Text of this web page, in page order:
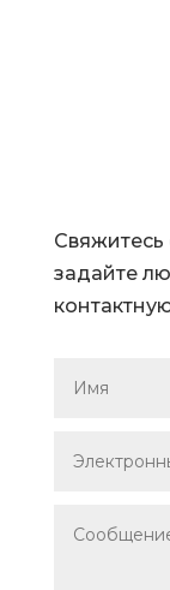
Свяжитесь
задайте